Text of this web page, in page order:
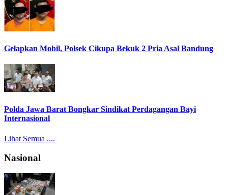
Gelapkan Mobil, Polsek Cikupa Bekuk 2 Pria Asal Bandung
Polda Jawa Barat Bongkar Sindikat Perdagangan Bayi
Internasional
Lihat Semua ....
Nasional